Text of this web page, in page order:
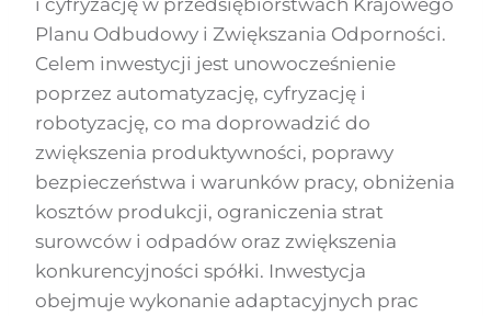
i cyfryzację w przedsiębiorstwach Krajowego
Planu Odbudowy i Zwiększania Odporności.
Celem inwestycji jest unowocześnienie
poprzez automatyzację, cyfryzację i
robotyzację, co ma doprowadzić do
zwiększenia produktywności, poprawy
bezpieczeństwa i warunków pracy, obniżenia
kosztów produkcji, ograniczenia strat
surowców i odpadów oraz zwiększenia
konkurencyjności spółki. Inwestycja
obejmuje wykonanie adaptacyjnych prac